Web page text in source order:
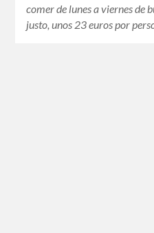
comer de lunes a viernes de
justo, unos 23 euros por